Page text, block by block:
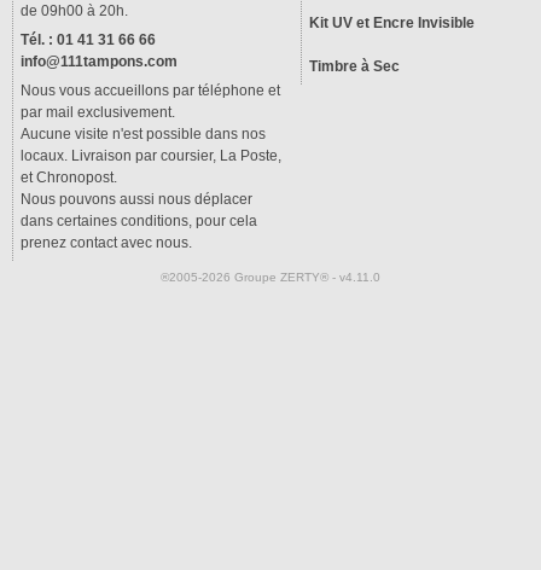
de 09h00 à 20h.
Tél. : 01 41 31 66 66
info@111tampons.com
Nous vous accueillons par téléphone et
par mail exclusivement.
Aucune visite n'est possible dans nos
locaux. Livraison par coursier, La Poste,
et Chronopost.
Nous pouvons aussi nous déplacer
dans certaines conditions, pour cela
prenez contact avec nous.
Kit UV et Encre Invisible
Timbre à Sec
®2005-2026 Groupe ZERTY® - v4.11.0